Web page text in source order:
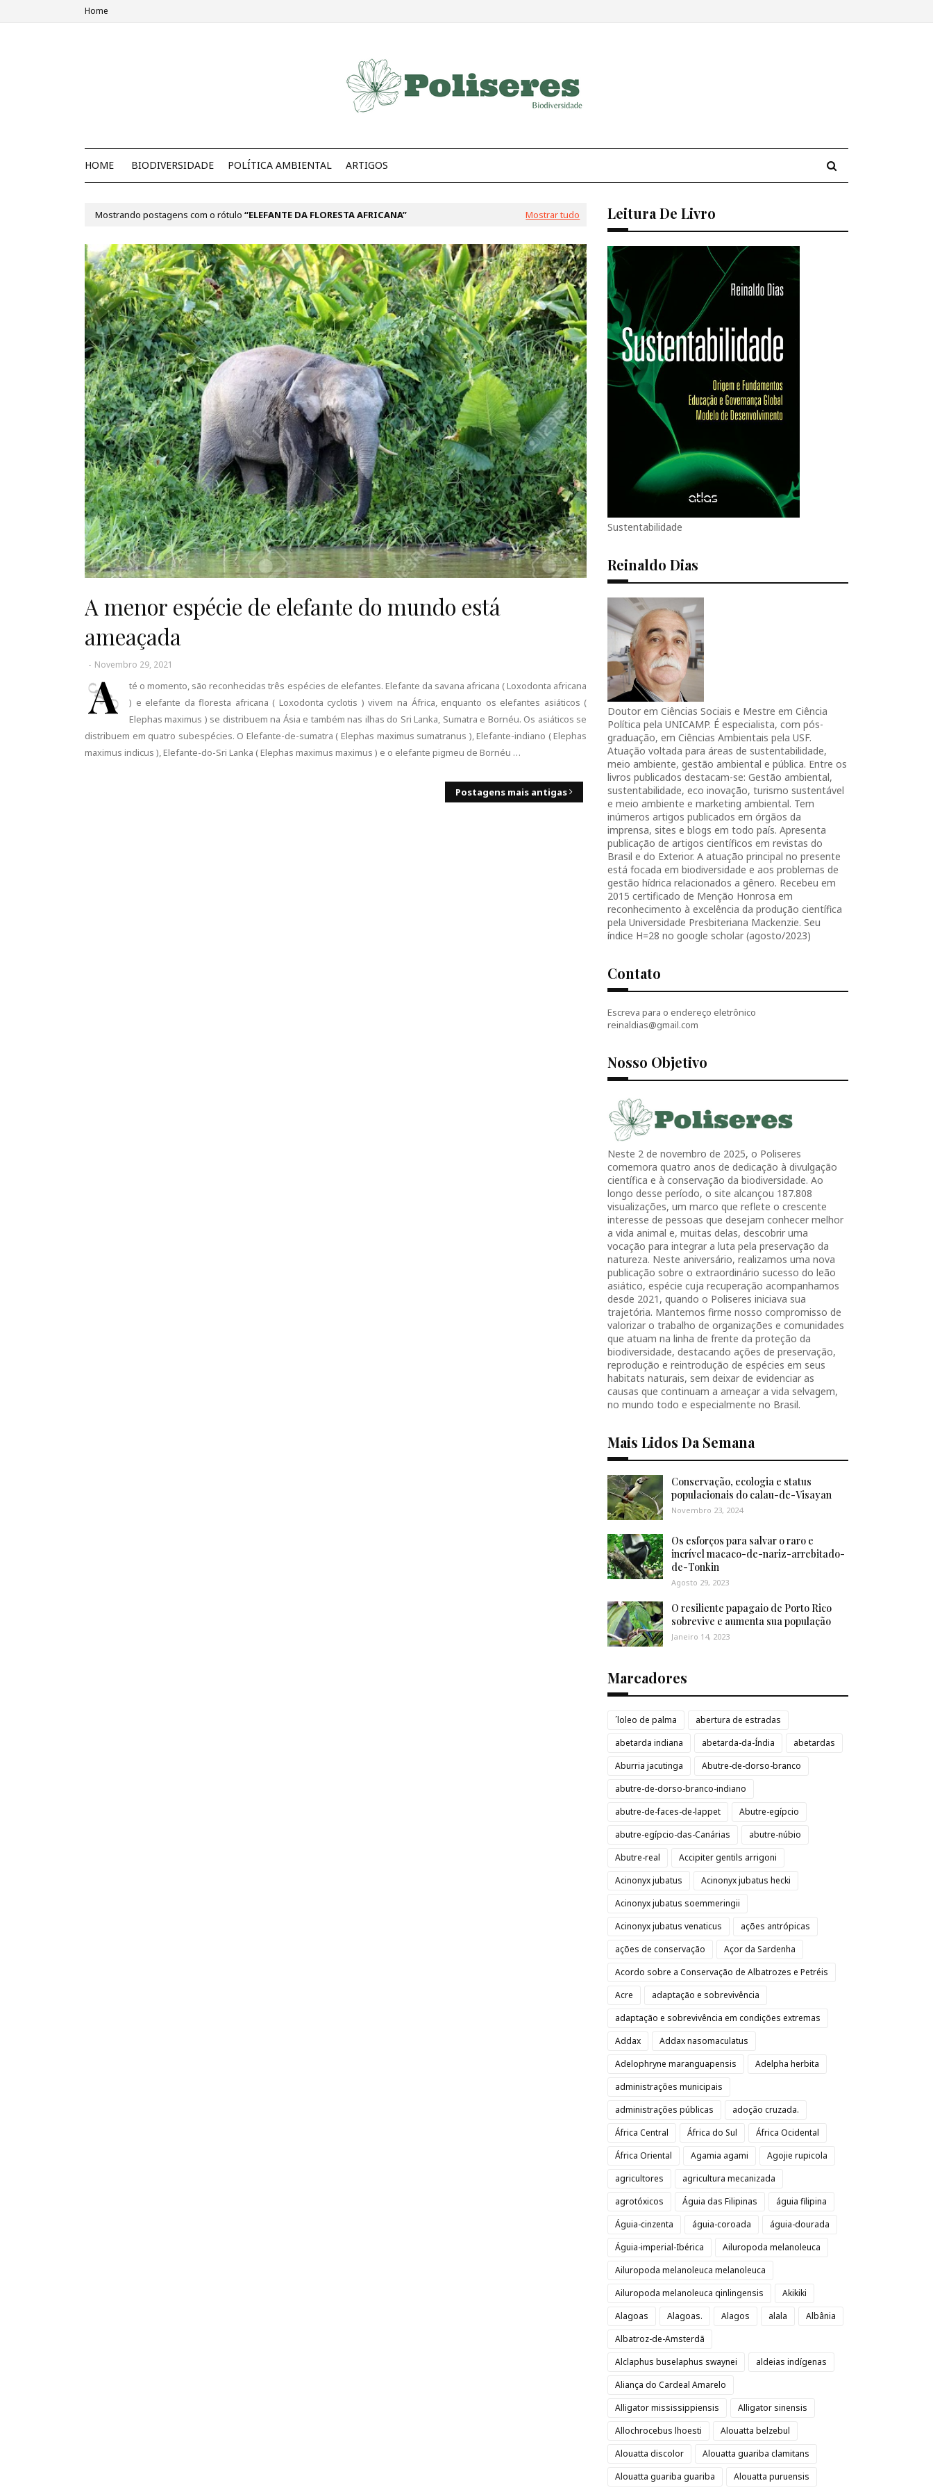
Home
HOME BIODIVERSIDADE POLÍTICA AMBIENTAL ARTIGOS
Mostrando postagens com o rótulo ELEFANTE DA FLORESTA AFRICANA Mostrar tudo
A menor espécie de elefante do mundo está
ameaçada
- Novembro 29, 2021
A
té o momento, são reconhecidas três espécies de elefantes. Elefante da savana africana ( Loxodonta africana
) e elefante da floresta africana ( Loxodonta cyclotis ) vivem na África, enquanto os elefantes asiáticos (
Elephas maximus ) se distribuem na Ásia e também nas ilhas do Sri Lanka, Sumatra e Bornéu. Os asiáticos se
distribuem em quatro subespécies. O Elefante-de-sumatra ( Elephas maximus sumatranus ), Elefante-indiano ( Elephas
maximus indicus ), Elefante-do-Sri Lanka ( Elephas maximus maximus ) e o elefante pigmeu de Bornéu …
Postagens mais antigas
Leitura De Livro
Sustentabilidade
Reinaldo Dias
Doutor em Ciências Sociais e Mestre em Ciência
Política pela UNICAMP. É especialista, com pós-
graduação, em Ciências Ambientais pela USF.
Atuação voltada para áreas de sustentabilidade,
meio ambiente, gestão ambiental e pública. Entre os
livros publicados destacam-se: Gestão ambiental,
sustentabilidade, eco inovação, turismo sustentável
e meio ambiente e marketing ambiental. Tem
inúmeros artigos publicados em órgãos da
imprensa, sites e blogs em todo país. Apresenta
publicação de artigos científicos em revistas do
Brasil e do Exterior. A atuação principal no presente
está focada em biodiversidade e aos problemas de
gestão hídrica relacionados a gênero. Recebeu em
2015 certificado de Menção Honrosa em
reconhecimento à excelência da produção científica
pela Universidade Presbiteriana Mackenzie. Seu
índice H=28 no google scholar (agosto/2023)
Contato
Escreva para o endereço eletrônico
reinaldias@gmail.com
Nosso Objetivo
Neste 2 de novembro de 2025, o Poliseres
comemora quatro anos de dedicação à divulgação
científica e à conservação da biodiversidade. Ao
longo desse período, o site alcançou 187.808
visualizações, um marco que reflete o crescente
interesse de pessoas que desejam conhecer melhor
a vida animal e, muitas delas, descobrir uma
vocação para integrar a luta pela preservação da
natureza. Neste aniversário, realizamos uma nova
publicação sobre o extraordinário sucesso do leão
asiático, espécie cuja recuperação acompanhamos
desde 2021, quando o Poliseres iniciava sua
trajetória. Mantemos firme nosso compromisso de
valorizar o trabalho de organizações e comunidades
que atuam na linha de frente da proteção da
biodiversidade, destacando ações de preservação,
reprodução e reintrodução de espécies em seus
habitats naturais, sem deixar de evidenciar as
causas que continuam a ameaçar a vida selvagem,
no mundo todo e especialmente no Brasil.
Mais Lidos Da Semana
Conservação, ecologia e status
populacionais do calau-de-Visayan
Novembro 23, 2024
Os esforços para salvar o raro e
incrível macaco-de-nariz-arrebitado-
de-Tonkin
Agosto 29, 2023
O resiliente papagaio de Porto Rico
sobrevive e aumenta sua população
Janeiro 14, 2023
Marcadores
´loleo de palma
abertura de estradas
abetarda indiana
abetarda-da-Índia
abetardas
Aburria jacutinga
Abutre-de-dorso-branco
abutre-de-dorso-branco-indiano
abutre-de-faces-de-lappet
Abutre-egípcio
abutre-egípcio-das-Canárias
abutre-núbio
Abutre-real
Accipiter gentils arrigoni
Acinonyx jubatus
Acinonyx jubatus hecki
Acinonyx jubatus soemmeringii
Acinonyx jubatus venaticus
ações antrópicas
ações de conservação
Açor da Sardenha
Acordo sobre a Conservação de Albatrozes e Petréis
Acre
adaptação e sobrevivência
adaptação e sobrevivência em condições extremas
Addax
Addax nasomaculatus
Adelophryne maranguapensis
Adelpha herbita
administrações municipais
administrações públicas
adoção cruzada.
África Central
África do Sul
África Ocidental
África Oriental
Agamia agami
Agojie rupicola
agricultores
agricultura mecanizada
agrotóxicos
Águia das Filipinas
águia filipina
Águia-cinzenta
águia-coroada
águia-dourada
Águia-imperial-Ibérica
Ailuropoda melanoleuca
Ailuropoda melanoleuca melanoleuca
Ailuropoda melanoleuca qinlingensis
Akikiki
Alagoas
Alagoas. Alagos alala
Albânia
Albatroz-de-Amsterdã
Alclaphus buselaphus swaynei
aldeias indígenas
Aliança do Cardeal Amarelo
Alligator mississippiensis
Alligator sinensis
Allochrocebus lhoesti
Alouatta belzebul
Alouatta discolor
Alouatta guariba clamitans
Alouatta guariba guariba
Alouatta puruensis